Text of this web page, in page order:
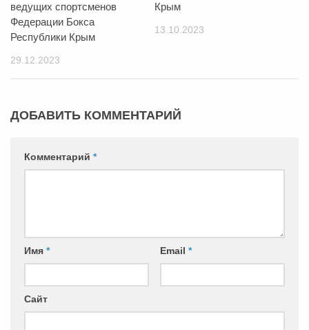
ведущих спортсменов
Федерации Бокса
Республики Крым
29.12.2023
Крым
13.10.2023
ДОБАВИТЬ КОММЕНТАРИЙ
Комментарий *
Имя * Email *
Сайт